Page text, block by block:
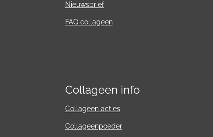
Nieuwsbrief
FAQ collageen
Collageen info
Collageen acties
Collageenpoeder